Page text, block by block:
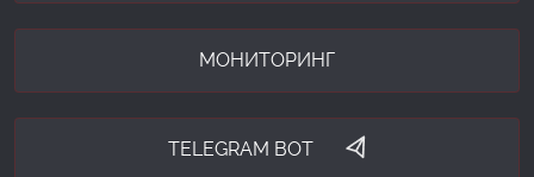
МОНИТОРИНГ
TELEGRAM BOT